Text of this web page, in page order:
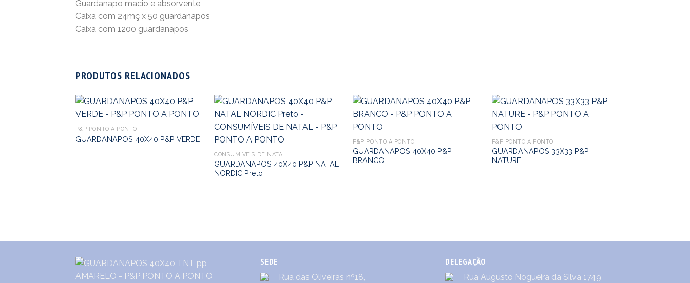
Guardanapo macio e absorvente
Caixa com 24mç x 50 guardanapos
Caixa com 1200 guardanapos
PRODUTOS RELACIONADOS
P&P PONTO A PONTO
GUARDANAPOS 40X40 P&P VERDE
CONSUMÍVEIS DE NATAL
GUARDANAPOS 40X40 P&P NATAL
NORDIC Preto
P&P PONTO A PONTO
GUARDANAPOS 40X40 P&P
BRANCO
P&P PONTO A PONTO
GUARDANAPOS 33X33 P&P
NATURE
SEDE
Rua das Oliveiras nº18,
DELEGAÇÃO
Rua Augusto Nogueira da Silva 1749